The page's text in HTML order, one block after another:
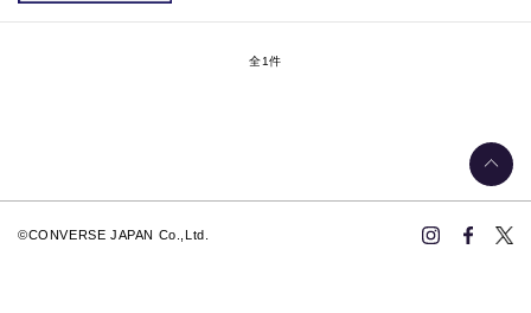
全1件
©CONVERSE JAPAN Co.,Ltd.